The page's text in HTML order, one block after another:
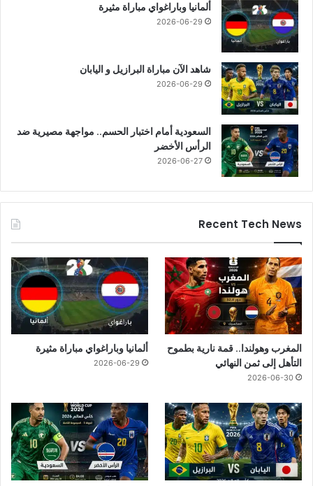
ألمانيا وباراغواي مباراة مثيرة
2026-06-29
شاهد الآن مباراة البرازيل و اليابان
2026-06-29
السعودية أمام اختبار الحسم.. مواجهة مصيرية ضد
الرأس الأخضر
2026-06-27
Recent Tech News
المغرب وهولندا.. قمة نارية بطموح
التأهل إلى ثمن النهائي
2026-06-30
ألمانيا وباراغواي مباراة مثيرة
2026-06-29